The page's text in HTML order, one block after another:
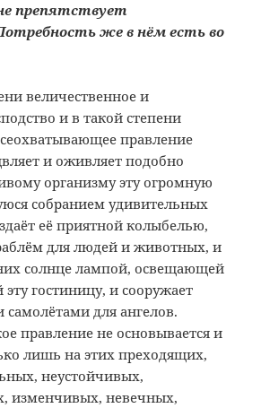
препятствует
же в нём есть во
величественное и
и в такой степени
правление
и оживляет подобно
организму эту огромную
собранием удивительных
её приятной колыбелью,
для людей и животных, и
солнце лампой, освещающей
гостиницу, и сооружает
для ангелов.
правление не основывается и
лишь на этих преходящих,
неустойчивых,
изменчивых, невечных,